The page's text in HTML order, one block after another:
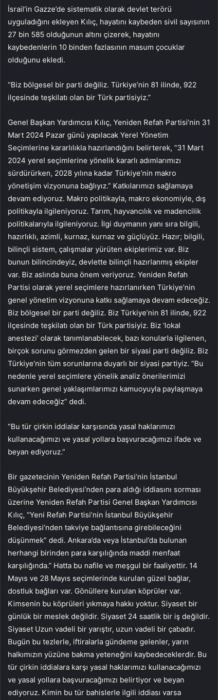
İsrail’in Gazze’de sistematik olarak devlet terörü
uyguladığını ekleyen Kılıç, hayatını kaybeden sivil sayısının
27 bin 585 olduğunun altını çizerek, hayatını
kaybedenlerin 10 binden fazlasının masum çocuklar
olduğunu ekledi.
“Biz bölgesel bir parti değiliz. Türkiye’nin 81 ilinde, 922
ilçesinde teşkilatı olan bir Türk partisiyiz.”
Genel Başkan Yardımcısı Kılıç, Yeniden Refah Partisi’nin 31
Mart 2024 Pazar günü yapılacak Yerel Yönetim
Seçimlerine kararlılıkla hazırlandığını belirterek, “31 Mart
2024 yerel seçimlerine yönelik kararlı adımlarımızı
sürdürürken, 2028 yılına kadar Türkiye’nin makro
yönetişim vizyonuna bağlıyız.” Katkılarımızı sağlamaya
devam ediyoruz. Makro politikayla, makro ekonomiyle, dış
politikayla ilgileniyoruz. Tarım, hayvancılık ve madencilik
politikalarıyla ilgileniyoruz. İlgi duymanın yanı sıra bilgili,
hazırlıklı, azimli, kurnaz, kurnaz ve güçlüyüz. Hazır; bilgili,
bilinçli sistem, çalışmalar yürüten ekiplerimiz var. Biz
bunun bilincindeyiz, devlette bilinçli hazırlanmış ekipler
var. Biz aslında buna önem veriyoruz. Yeniden Refah
Partisi olarak yerel seçimlere hazırlanırken Türkiye’nin
genel yönetim vizyonuna katkı sağlamaya devam edeceğiz.
Biz bölgesel bir parti değiliz. Biz Türkiye’nin 81 ilinde, 922
ilçesinde teşkilatı olan bir Türk partisiyiz. Biz ‘lokal
anestezi’ olarak tanımlanabilecek, bazı konularla ilgilenen,
birçok sorunu görmezden gelen bir siyasi parti değiliz. Biz
Türkiye’nin tüm sorunlarına duyarlı bir siyasi partiyiz. “Bu
nedenle yerel seçimlere yönelik analiz önerilerimizi
sunarken genel yaklaşımlarımızı kamuoyuyla paylaşmaya
devam edeceğiz” dedi.
“Bu tür çirkin iddialar karşısında yasal haklarımızı
kullanacağımızı ve yasal yollara başvuracağımızı ifade ve
beyan ediyoruz.”
Bir gazetecinin Yeniden Refah Partisi’nin İstanbul
Büyükşehir Belediyesi’nden para aldığı iddiasını sorması
üzerine Yeniden Refah Partisi Genel Başkan Yardımcısı
Kılıç, “Yeni Refah Partisi’nin İstanbul Büyükşehir
Belediyesi’nden takviye bağlantısına girebileceğini
düşünmek” dedi. Ankara’da veya İstanbul’da bulunan
herhangi birinden para karşılığında maddi menfaat
karşılığında.” Hatta bu nafile ve meşgul bir faaliyettir. 14
Mayıs ve 28 Mayıs seçimlerinde kurulan güzel bağlar,
dostluk bağları var. Gönüllere kurulan köprüler var.
Kimsenin bu köprüleri yıkmaya hakkı yoktur. Siyaset bir
günlük bir meslek değildir. Siyaset 24 saatlik bir iş değildir.
Siyaset Uzun vadeli bir yarıştır, uzun vadeli bir çabadır.
Bugün bu tezlerle, iftiralarla gündeme gelenler, yarın
halkımızın yüzüne bakma yeteneğini kaybedeceklerdir. Bu
tür çirkin iddialara karşı yasal haklarımızı kullanacağımızı
ve yasal yollara başvuracağımızı belirtiyor ve beyan
ediyoruz. Kimin bu tür bahislerle ilgili iddiası varsa